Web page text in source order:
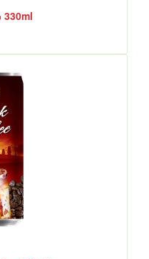
330ml شکستن قهوه